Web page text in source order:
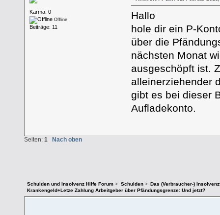
Karma: 0
Offline
Beiträge: 11
Hallo
hole dir ein P-
über die
nächsten Monat
ausgeschöpft ist.
alleinerziehender
gibt es bei dieser
Aufladekonto.
Seiten: 1 Nach oben
Schulden und Insolvenz Hilfe Forum > Schulden> Das (Verbraucher-)
Krankengeld+Letze Zahlung Arbeitgeber über Pfändungsgrenze: Und jetzt?